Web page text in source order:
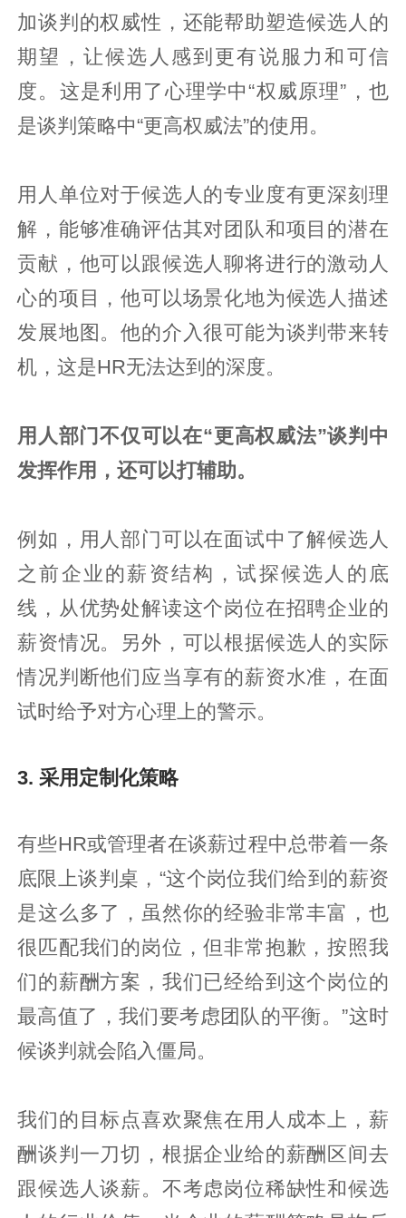
加谈判的权威性，还能帮助塑造候选人的
期望，让候选人感到更有说服力和可信
度。这是利用了心理学中“权威原理”，也
是谈判策略中“更高权威法”的使用。
用人单位对于候选人的专业度有更深刻理
解，能够准确评估其对团队和项目的潜在
贡献，他可以跟候选人聊将进行的激动人
心的项目，他可以场景化地为候选人描述
发展地图。他的介入很可能为谈判带来转
机，这是HR无法达到的深度。
用人部门不仅可以在“更高权威法”谈判中
发挥作用，还可以打辅助。
例如，用人部门可以在面试中了解候选人
之前企业的薪资结构，试探候选人的底
线，从优势处解读这个岗位在招聘企业的
薪资情况。另外，可以根据候选人的实际
情况判断他们应当享有的薪资水准，在面
试时给予对方心理上的警示。
3. 采用定制化策略
有些HR或管理者在谈薪过程中总带着一条
底限上谈判桌，“这个岗位我们给到的薪资
是这么多了，虽然你的经验非常丰富，也
很匹配我们的岗位，但非常抱歉，按照我
们的薪酬方案，我们已经给到这个岗位的
最高值了，我们要考虑团队的平衡。”这时
候谈判就会陷入僵局。
我们的目标点喜欢聚焦在用人成本上，薪
酬谈判一刀切，根据企业给的薪酬区间去
跟候选人谈薪。不考虑岗位稀缺性和候选